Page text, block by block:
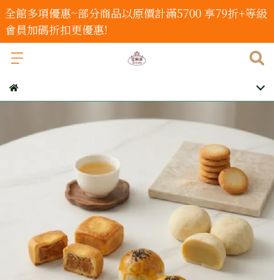
全館多項優惠~部分商品以原價計滿5700 享79折+等級
會員加碼折扣更優惠!